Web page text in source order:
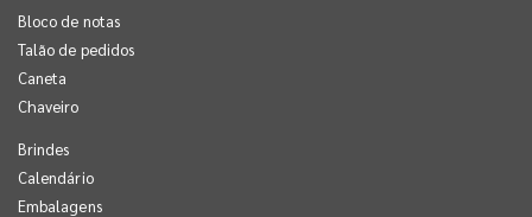
Bloco de notas
Talão de pedidos
Caneta
Chaveiro
Brindes
Calendário
Embalagens